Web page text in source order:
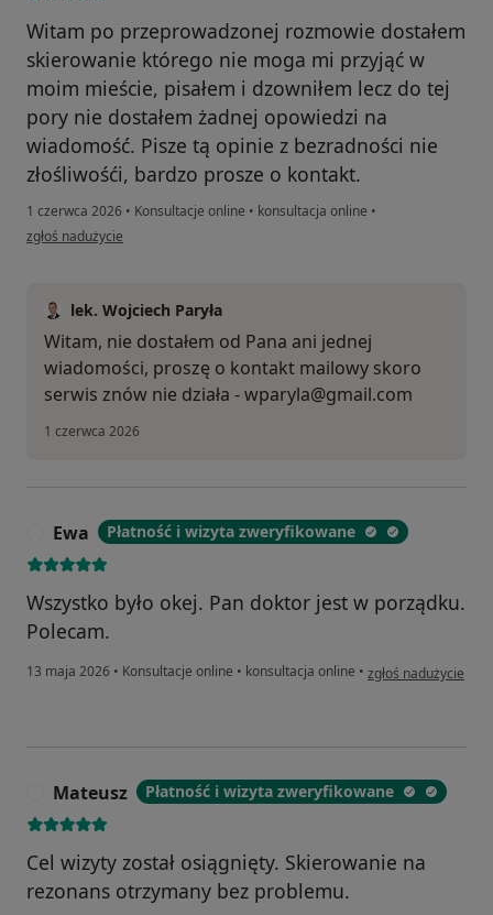
Witam po przeprowadzonej rozmowie dostałem
skierowanie którego nie moga mi przyjąć w
moim mieście, pisałem i dzowniłem lecz do tej
pory nie dostałem żadnej opowiedzi na
wiadomość. Pisze tą opinie z bezradności nie
złośliwośći, bardzo prosze o kontakt.
1 czerwca 2026 • Konsultacje online • konsultacja online •
w opinii użytkownika Kamil
zgłoś nadużycie
lek. Wojciech Paryła
Witam, nie dostałem od Pana ani jednej
wiadomości, proszę o kontakt mailowy skoro
serwis znów nie działa - wparyla@gmail.com
1 czerwca 2026
Ewa Płatność i wizyta zweryfikowane
Wszystko było okej. Pan doktor jest w porządku.
Polecam.
13 maja 2026 • Konsultacje online • konsultacja online • w opinii użytkownika
zgłoś nadużycie
Mateusz Płatność i wizyta zweryfikowane
Cel wizyty został osiągnięty. Skierowanie na
rezonans otrzymany bez problemu.